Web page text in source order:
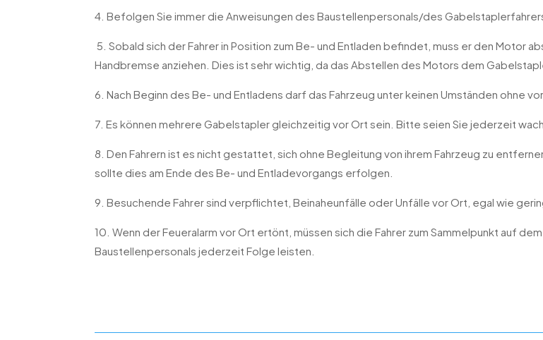
4. Befolgen Sie immer die Anweisungen des Baustellenpersonals/des
5. Sobald sich der Fahrer in Position zum Be- und Entladen befindet, muss er den Motor
Handbremse anziehen. Dies ist sehr wichtig, da das Abstellen des Motors dem
6. Nach Beginn des Be- und Entladens darf das Fahrzeug unter keinen Umständen ohne
7. Es können mehrere Gabelstapler gleichzeitig vor Ort sein. Bitte seien Sie jederzeit
8. Den Fahrern ist es nicht gestattet, sich ohne Begleitung von ihrem Fahrzeug zu
sollte dies am Ende des Be- und Entladevorgangs erfolgen.
9. Besuchende Fahrer sind verpflichtet, Beinaheunfälle oder Unfälle vor Ort, egal wie
10. Wenn der Feueralarm vor Ort ertönt, müssen sich die Fahrer zum Sammelpunkt auf
Baustellenpersonals jederzeit Folge leisten.